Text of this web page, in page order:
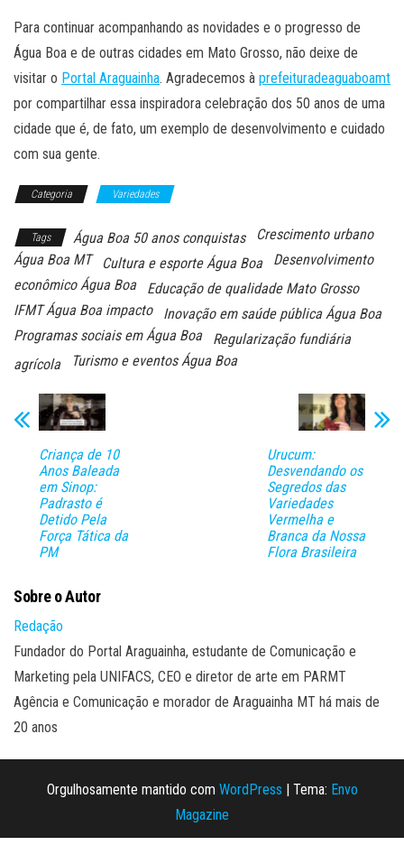
Para continuar acompanhando as novidades e o progresso de
Água Boa e de outras cidades em Mato Grosso, não deixe de
visitar o Portal Araguainha. Agradecemos à prefeituradeaguaboamt
por compartilhar essa inspiradora celebração dos 50 anos de uma
cidade que é, de fato, um exemplo de desenvolvimento e cuidado
com sua gente.
Categoria Variedades
Tags Água Boa 50 anos conquistas
Crescimento urbano
Água Boa MT
Cultura e esporte Água Boa
Desenvolvimento
econômico Água Boa
Educação de qualidade Mato Grosso
IFMT Água Boa impacto
Inovação em saúde pública Água Boa
Programas sociais em Água Boa
Regularização fundiária
agrícola
Turismo e eventos Água Boa
Criança de 10
Anos Baleada
em Sinop:
Padrasto é
Detido Pela
Força Tática da
PM
Urucum:
Desvendando os
Segredos das
Variedades
Vermelha e
Branca da Nossa
Flora Brasileira
Sobre o Autor
Redação
Fundador do Portal Araguainha, estudante de Comunicação e
Marketing pela UNIFACS, CEO e diretor de arte em PARMT
Agência e Comunicação e morador de Araguainha MT há mais de
20 anos
Orgulhosamente mantido com WordPress Tema: Envo
Magazine